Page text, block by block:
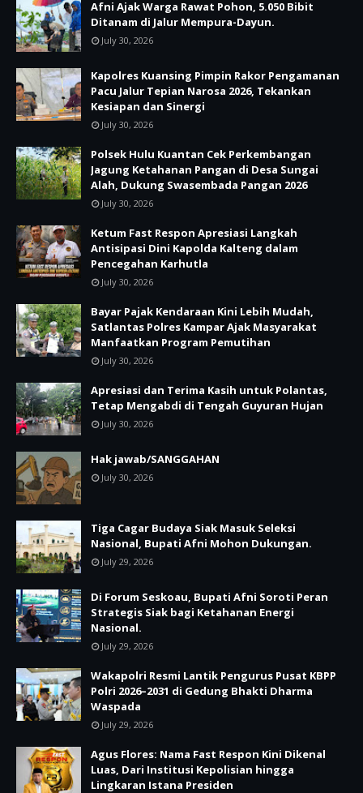
Afni Ajak Warga Rawat Pohon, 5.050 Bibit
Ditanam di Jalur Mempura-Dayun.
July 30, 2026
Kapolres Kuansing Pimpin Rakor Pengamanan
Pacu Jalur Tepian Narosa 2026, Tekankan
Kesiapan dan Sinergi
July 30, 2026
Polsek Hulu Kuantan Cek Perkembangan
Jagung Ketahanan Pangan di Desa Sungai
Alah, Dukung Swasembada Pangan 2026
July 30, 2026
Ketum Fast Respon Apresiasi Langkah
Antisipasi Dini Kapolda Kalteng dalam
Pencegahan Karhutla
July 30, 2026
Bayar Pajak Kendaraan Kini Lebih Mudah,
Satlantas Polres Kampar Ajak Masyarakat
Manfaatkan Program Pemutihan
July 30, 2026
Apresiasi dan Terima Kasih untuk Polantas,
Tetap Mengabdi di Tengah Guyuran Hujan
July 30, 2026
Hak jawab/SANGGAHAN
July 30, 2026
Tiga Cagar Budaya Siak Masuk Seleksi
Nasional, Bupati Afni Mohon Dukungan.
July 29, 2026
Di Forum Seskoau, Bupati Afni Soroti Peran
Strategis Siak bagi Ketahanan Energi
Nasional.
July 29, 2026
Wakapolri Resmi Lantik Pengurus Pusat KBPP
Polri 2026–2031 di Gedung Bhakti Dharma
Waspada
July 29, 2026
Agus Flores: Nama Fast Respon Kini Dikenal
Luas, Dari Institusi Kepolisian hingga
Lingkaran Istana Presiden